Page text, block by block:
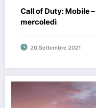
Call of Duty: Mobile
mercoledì
20 Settembre 2021